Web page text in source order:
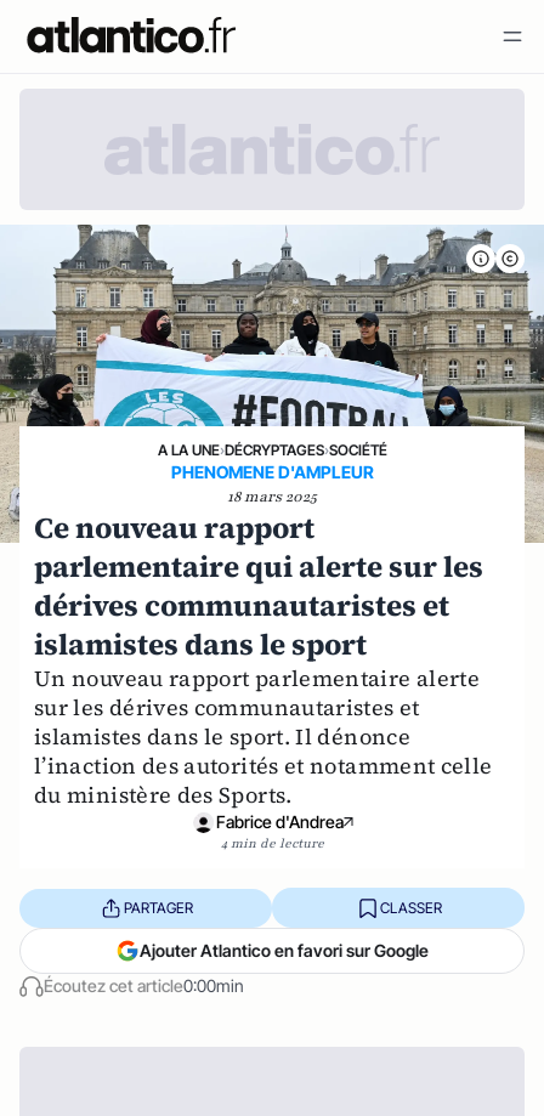
A LA UNE›DÉCRYPTAGES›SOCIÉTÉ
PHENOMENE D'AMPLEUR
18 mars 2025
Ce nouveau rapport
parlementaire qui alerte sur les
dérives communautaristes et
islamistes dans le sport
Un nouveau rapport parlementaire alerte
sur les dérives communautaristes et
islamistes dans le sport. Il dénonce
l’inaction des autorités et notamment celle
du ministère des Sports.
Fabrice d'Andrea
4 min de lecture
Écoutez cet article0:00min
PARTAGER CLASSER
Ajouter Atlantico en favori sur Google